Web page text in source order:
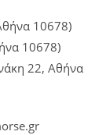
10678)
10678)
22, Αθήνα